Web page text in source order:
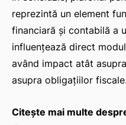
reprezintă un element
financiară și contabilă a
influențează direct
având impact atât
asupra obligațiilor
Citește mai multe